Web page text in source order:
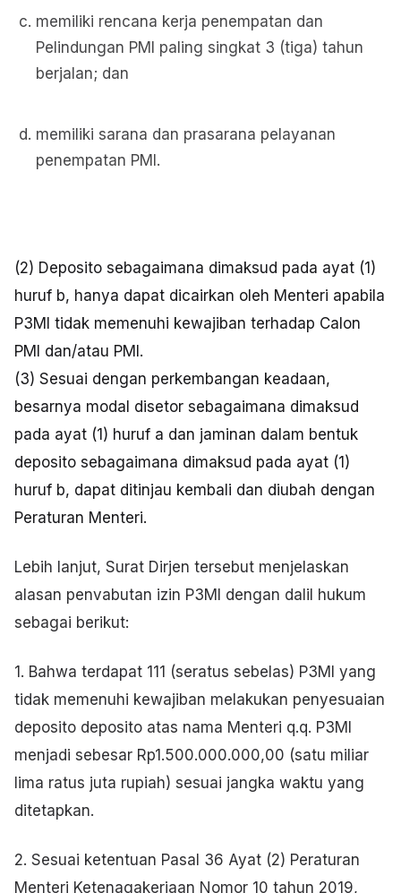
memiliki rencana kerja penempatan dan
Pelindungan PMI paling singkat 3 (tiga) tahun
berjalan; dan
memiliki sarana dan prasarana pelayanan
penempatan PMI.
(2) Deposito sebagaimana dimaksud pada ayat (1)
huruf b, hanya dapat dicairkan oleh Menteri apabila
P3MI tidak memenuhi kewajiban terhadap Calon
PMI dan/atau PMI.
(3) Sesuai dengan perkembangan keadaan,
besarnya modal disetor sebagaimana dimaksud
pada ayat (1) huruf a dan jaminan dalam bentuk
deposito sebagaimana dimaksud pada ayat (1)
huruf b, dapat ditinjau kembali dan diubah dengan
Peraturan Menteri.
Lebih lanjut, Surat Dirjen tersebut menjelaskan
alasan penvabutan izin P3MI dengan dalil hukum
sebagai berikut:
1. Bahwa terdapat 111 (seratus sebelas) P3MI yang
tidak memenuhi kewajiban melakukan penyesuaian
deposito deposito atas nama Menteri q.q. P3MI
menjadi sebesar Rp1.500.000.000,00 (satu miliar
lima ratus juta rupiah) sesuai jangka waktu yang
ditetapkan.
2. Sesuai ketentuan Pasal 36 Ayat (2) Peraturan
Menteri Ketenagakerjaan Nomor 10 tahun 2019,